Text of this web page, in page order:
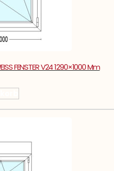
FENSTER V24 1290×1000 Mm